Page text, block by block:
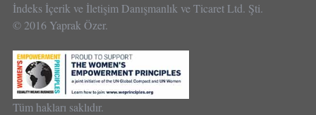
İndeks İçerik ve İletişim Danışmanlık ve Ticaret Ltd. Şti.
© 2016 Yaprak Özer.
Tüm hakları saklıdır.